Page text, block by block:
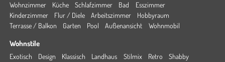
Wohnzimmer Küche Schlafzimmer Bad
Esszimmer
Kinderzimmer
Flur / Diele Arbeitszimmer
Hobbyraum
Terrasse / Balkon
Garten Pool Außenansicht Wohnmobil
Wohnstile
Exotisch Design Klassisch Landhaus Stilmix Retro
Shabby